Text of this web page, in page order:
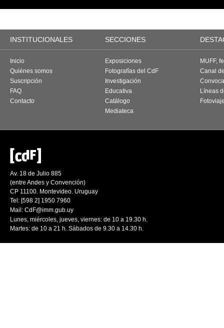
INSTITUCIONALES SECCIONES
Inicio
Quiénes somos
Suscripción
FAQ
Contacto
Exposiciones
Fotografías del CdF
Investigación
Educativa
Catálogo
Mediateca
MUFF,
Canal
Líneas
Av. 18 de Julio 885
(entre Andes y Convención)
CP 11100. Montevideo. Uruguay
Tel: [598 2] 1950 7960
Mail: CdF@imm.gub.uy
Lunes, miércoles, jueves, viernes: de 10 a 19.30 h.
Martes: de 10 a 21 h. Sábados de 9.30 a 14.30 h.